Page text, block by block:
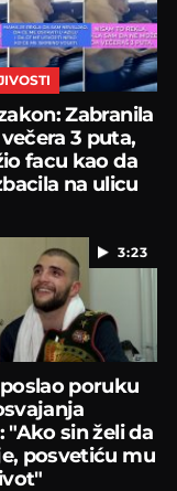
Zabranila
3 puta,
facu kao da
na ulicu
3:23
poruku
"Ako sin želi da
posvetiću mu